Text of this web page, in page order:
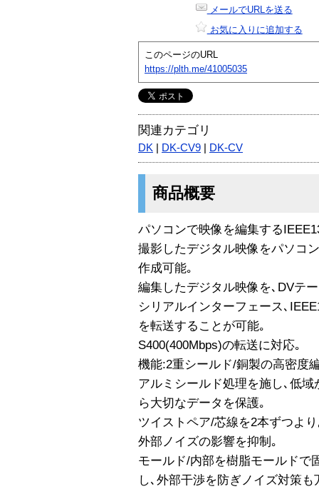
メールでURLを送る
お気に入りに追加する
このページのURL
https://plth.me/41005035
関連カテゴリ
DK DK-CV9 DK-CV
商品概要
パソコンで映像を編集する
撮影したデジタル映像をパソコ
作成可能｡
編集したデジタル映像を､DVテ
シリアルインターフェース､
を転送することが可能｡
S400(400Mbps)の転送に対応｡
機能:2重シールド/銅製の高密度
アルミシールド処理を施し､低
ら大切なデータを保護｡
ツイストペア/芯線を2本ずつよ
外部ノイズの影響を抑制｡
モールド/内部を樹脂モールドで
し､外部干渉を防ぎノイズ対策も